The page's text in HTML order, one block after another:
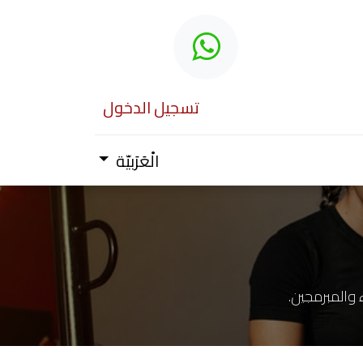
تسجيل الدخول
الْعَرَبيّة